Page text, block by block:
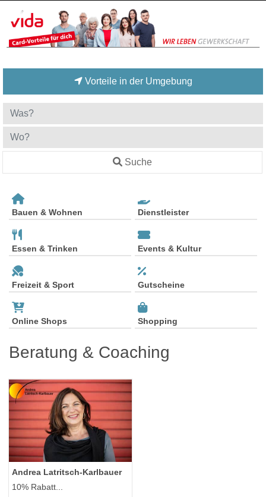
Vorteile in der Umgebung
Suche
Bauen & Wohnen Dienstleister
Essen & Trinken Events & Kultur
Freizeit & Sport Gutscheine
Online Shops Shopping
Beratung & Coaching
Andrea Latritsch-Karlbauer
10% Rabatt...